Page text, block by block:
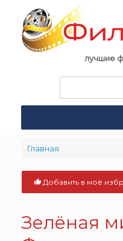
content
лучшие
поиска:
Главная
Добавить в моё
Зелёная